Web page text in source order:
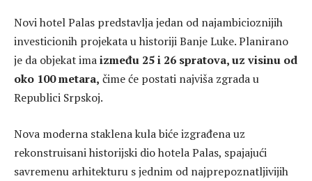
Novi hotel Palas predstavlja jedan od najambicioznijih
investicionih projekata u historiji Banje Luke. Planirano
je da objekat imaizmeđu 25 i 26 spratova, uz visinu od
oko 100 metara, čime će postati najviša zgrada u
Republici Srpskoj.
Nova moderna staklena kula biće izgrađena uz
rekonstruisani historijski dio hotela Palas, spajajući
savremenu arhitekturu s jednim od najprepoznatljivijih